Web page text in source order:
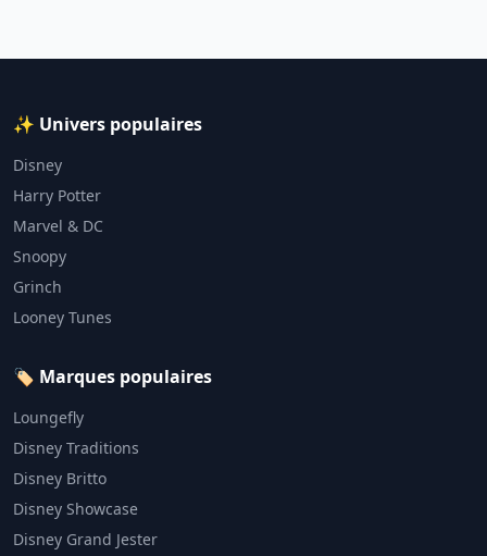
✨ Univers populaires
Disney
Harry Potter
Marvel & DC
Snoopy
Grinch
Looney Tunes
🏷️ Marques populaires
Loungefly
Disney Traditions
Disney Britto
Disney Showcase
Disney Grand Jester